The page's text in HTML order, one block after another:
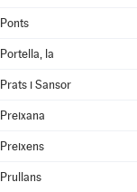
Ponts
Portella, la
Prats i Sansor
Preixana
Preixens
Prullans